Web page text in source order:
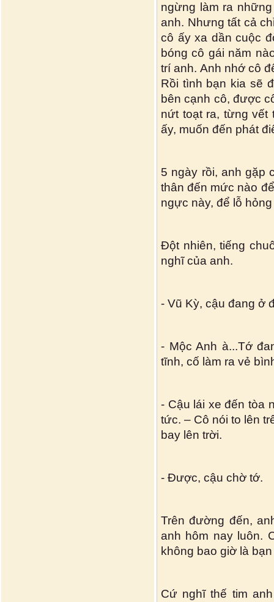
ngừng làm ra
anh. Nhưng tất cả
cô ấy xa dần cuộc
bóng cô gái năm
trí anh. Anh nhớ cô
Rồi tình bạn kia sẽ
bên cạnh cô, được
nứt toạt ra, từng vết
ấy, muốn đến phát
5 ngày rồi, anh gặp
thân đến mức nào
ngực này, để lỗ
Đột nhiên, tiếng
nghĩ của anh.
- Vũ Kỳ, cậu đang ở
- Mộc Anh à...Tớ
tĩnh, cố làm ra vẻ
- Cậu lái xe đến tòa
tức. – Cô nói to lên
bay lên trời.
- Được, cậu chờ tớ.
Trên đường đến,
anh hôm nay luôn.
không bao giờ là
Cứ nghĩ thế tim